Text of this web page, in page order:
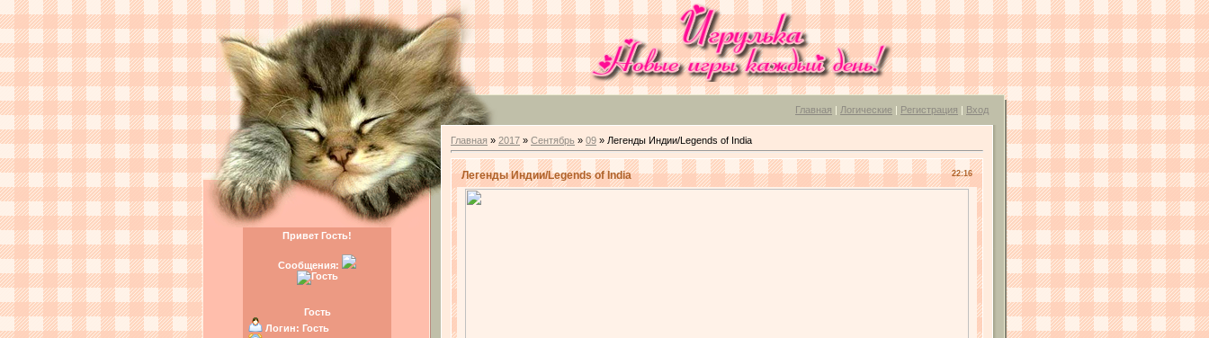
Главная | Логические | Регистрация | Вход
Привет Гость!
Сообщения:
Гость
Логин: Гость
Главная » 2017 » Сентябрь » 09 » Легенды Индии/Legends of India
22:16
Легенды Индии/Legends of India